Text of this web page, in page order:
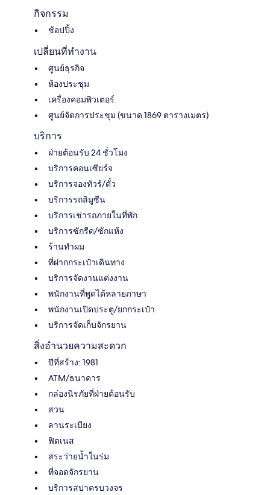
กิจกรรม
ช้อปปิ้ง
เปลี่ยนที่ทำงาน
ศูนย์ธุรกิจ
ห้องประชุม
เครื่องคอมพิวเตอร์
ศูนย์จัดการประชุม (ขนาด 1869 ตารางเมตร)
บริการ
ฝ่ายต้อนรับ 24 ชั่วโมง
บริการคอนเซียร์จ
บริการจองทัวร์/ตั๋ว
บริการรถลิมูซีน
บริการเช่ารถภายในที่พัก
บริการซักรีด/ซักแห้ง
ร้านทำผม
ที่ฝากกระเป๋าเดินทาง
บริการจัดงานแต่งงาน
พนักงานที่พูดได้หลายภาษา
พนักงานเปิดประตู/ยกกระเป๋า
บริการจัดเก็บจักรยาน
สิ่งอำนวยความสะดวก
ปีที่สร้าง: 1981
ATM/ธนาคาร
กล่องนิรภัยที่ฝ่ายต้อนรับ
สวน
ลานระเบียง
ฟิตเนส
สระว่ายน้ำในร่ม
ที่จอดจักรยาน
บริการสปาครบวงจร